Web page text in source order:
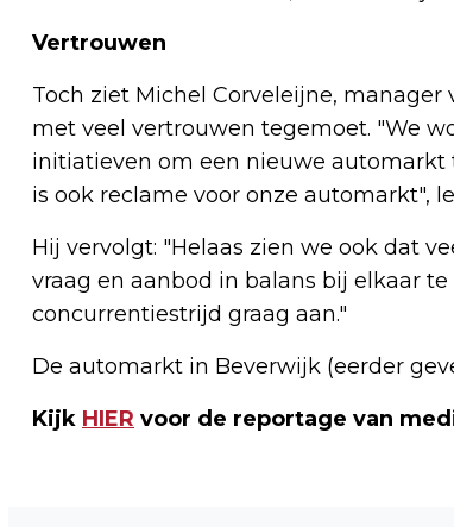
Vertrouwen
Toch ziet Michel Corveleijne,
met veel vertrouwen tegemoet. "We
initiatieven om een nieuwe automarkt
is ook reclame voor onze automarkt",
Hij vervolgt: "Helaas zien we ook dat
vraag en aanbod in balans bij elkaar
concurrentiestrijd graag aan."
De automarkt in Beverwijk (eerder
Kijk HIER voor de reportage van